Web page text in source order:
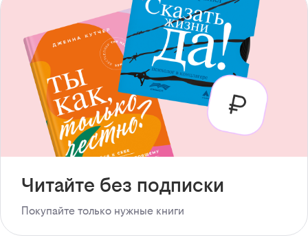
Читайте без подписки
Покупайте только нужные книги